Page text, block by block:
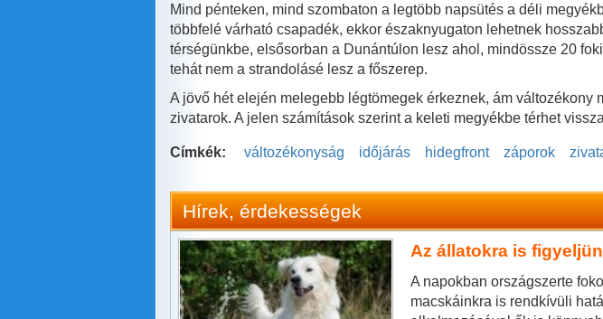
Mind pénteken, mind szombaton a legtöbb napsütés a déli
többfelé várható csapadék, ekkor északnyugaton lehetnek
térségünkbe, elsősorban a Dunántúlon lesz ahol, mindössze 20
tehát nem a strandolásé lesz a főszerep.
A jövő hét elején melegebb légtömegek érkeznek, ám
zivatarok. A jelen számítások szerint a keleti megyékbe térhet
Címkék: változékonyság időjárás hidegfront záporok
Hírek, érdekességek
Az állatokra is
A napokban országszerte
macskáinkra is rendkívüli